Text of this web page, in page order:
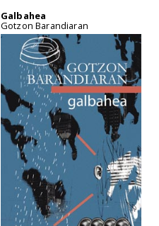
Galbahea
Gotzon Barandiaran